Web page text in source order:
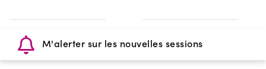
M'alerter sur les nouvelles sessions